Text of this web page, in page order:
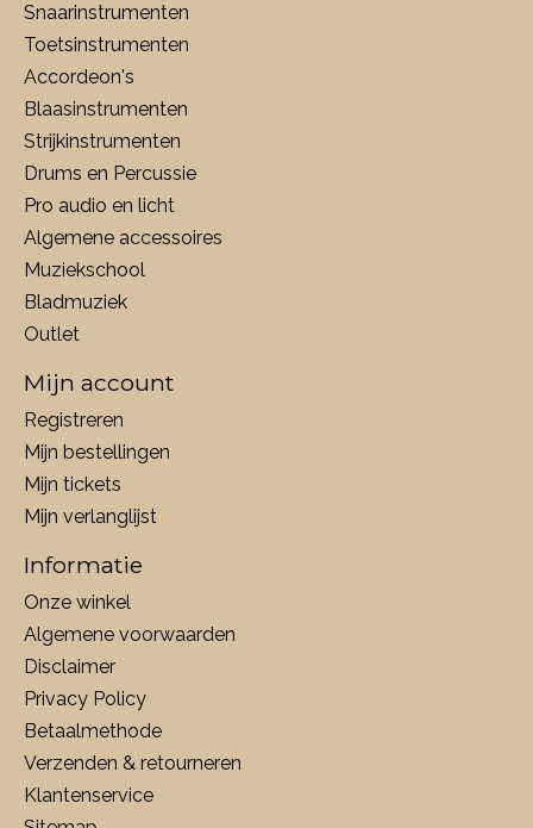
Snaarinstrumenten
Toetsinstrumenten
Accordeon's
Blaasinstrumenten
Strijkinstrumenten
Drums en Percussie
Pro audio en licht
Algemene accessoires
Muziekschool
Bladmuziek
Outlet
Mijn account
Registreren
Mijn bestellingen
Mijn tickets
Mijn verlanglijst
Informatie
Onze winkel
Algemene voorwaarden
Disclaimer
Privacy Policy
Betaalmethode
Verzenden & retourneren
Klantenservice